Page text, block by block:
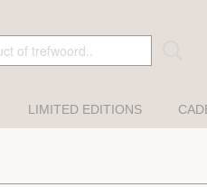
LIMITED EDITIONS